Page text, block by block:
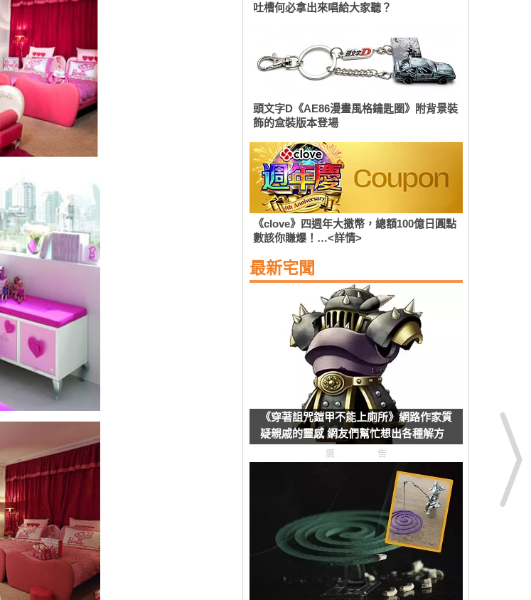
吐槽何必拿出來唱給大家聽？
頭文字D《AE86漫畫風格鑰匙圈》附背景裝
飾的盒裝版本登場
《clove》四週年大撒幣，總額100億日圓點
數該你賺爆！…<詳情>
最新宅聞
《穿著詛咒鎧甲不能上廁所》網路作家質
疑親戚的靈感 網友們幫忙想出各種解方
廣告